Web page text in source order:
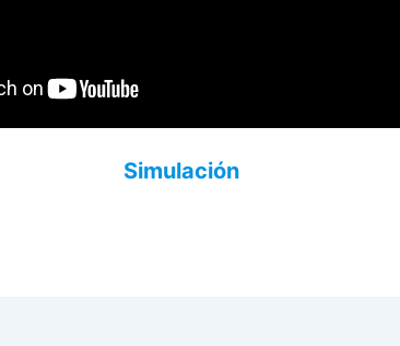
Simulación